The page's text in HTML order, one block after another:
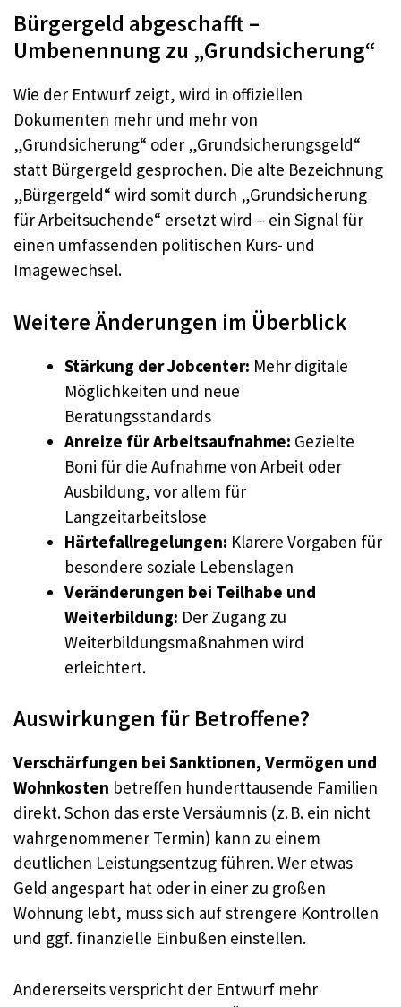
Bürgergeld abgeschafft –
Umbenennung zu „Grundsicherung“
Wie der Entwurf zeigt, wird in offiziellen
Dokumenten mehr und mehr von
„Grundsicherung“ oder „Grundsicherungsgeld“
statt Bürgergeld gesprochen. Die alte Bezeichnung
„Bürgergeld“ wird somit durch „Grundsicherung
für Arbeitsuchende“ ersetzt wird – ein Signal für
einen umfassenden politischen Kurs- und
Imagewechsel.
Weitere Änderungen im Überblick
Stärkung der Jobcenter: Mehr digitale
Möglichkeiten und neue
Beratungsstandards
Anreize für Arbeitsaufnahme: Gezielte
Boni für die Aufnahme von Arbeit oder
Ausbildung, vor allem für
Langzeitarbeitslose
Härtefallregelungen: Klarere Vorgaben für
besondere soziale Lebenslagen
Veränderungen bei Teilhabe und
Weiterbildung: Der Zugang zu
Weiterbildungsmaßnahmen wird
erleichtert.
Auswirkungen für Betroffene?
Verschärfungen bei Sanktionen, Vermögen und
Wohnkosten betreffen hunderttausende Familien
direkt. Schon das erste Versäumnis (z. B. ein nicht
wahrgenommener Termin) kann zu einem
deutlichen Leistungsentzug führen. Wer etwas
Geld angespart hat oder in einer zu großen
Wohnung lebt, muss sich auf strengere Kontrollen
und ggf. finanzielle Einbußen einstellen.
Andererseits verspricht der Entwurf mehr